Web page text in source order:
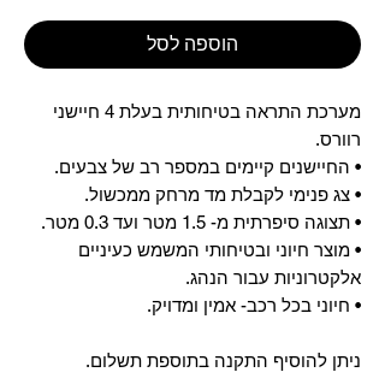
הוספה לסל
מערכת התראה בטיחותית בעלת 4 חיישני
רוורס.
• החיישנים קיימים במספר רב של צבעים.
• צג פנימי לקבלת מד מרחק ממכשול.
• תצוגה סיפרתית מ- 1.5 מטר ועד 0.3 מטר.
• מוצר חיוני ובטיחותי המשמש כעיניים
אלקטרוניות עבור הנהג.
• חיוני בכל רכב- אמין ומדויק.
ניתן להוסיף התקנה בתוספת תשלום.